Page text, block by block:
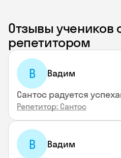
Отзывы учеников
репетитором
В Вадим
Сантос радуется
Репетитор: Сантос
В Вадим